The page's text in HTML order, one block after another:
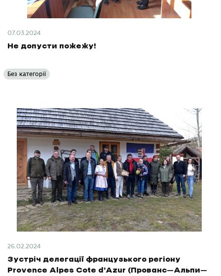
07.03.2024
Не допусти пожежу!
Без категорії
26.02.2024
Зустріч делегації французького регіону
Provence Alpes Cote d’Azur (Прованс–Альпи–